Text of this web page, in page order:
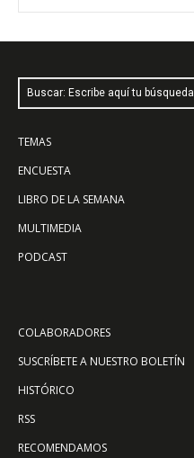
Buscar: Escribe aquí tu búsqueda
TEMAS
ENCUESTA
LIBRO DE LA SEMANA
MULTIMEDIA
PODCAST
COLABORADORES
SUSCRÍBETE A NUESTRO BOLETÍN
HISTÓRICO
RSS
RECOMENDAMOS